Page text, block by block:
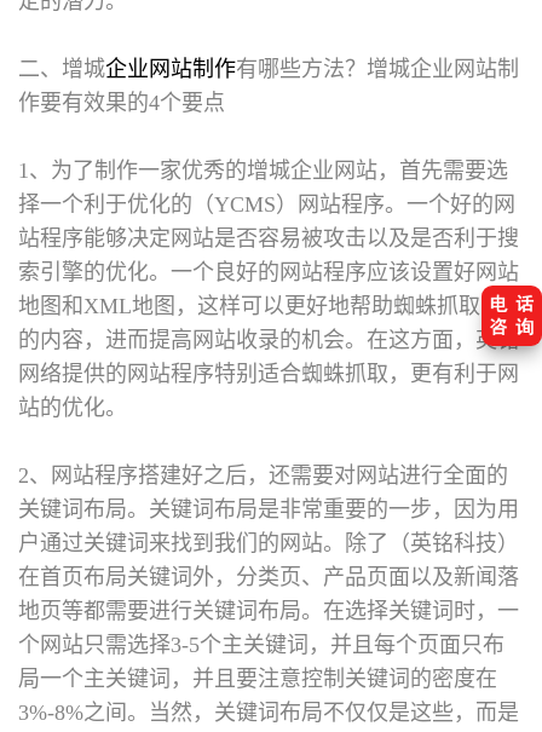
二、增城企业网站制作有哪些方法？ 增城企业网站制
作要有效果的4个要点
1、为了制作一家优秀的增城企业网站，首先需要选
择一个利于优化的（YCMS）网站程序。一个好的网
站程序能够决定网站是否容易被攻击以及是否利于搜
索引擎的优化。一个良好的网站程序应该设置好网站
地图和XML地图，这样可以更好地帮助蜘蛛抓取网站
的内容，进而提高网站收录的机会。在这方面，英铭
网络提供的网站程序特别适合蜘蛛抓取，更有利于网
站的优化。
2、网站程序搭建好之后，还需要对网站进行全面的
关键词布局。关键词布局是非常重要的一步，因为用
户通过关键词来找到我们的网站。除了（英铭科技）
在首页布局关键词外，分类页、产品页面以及新闻落
地页等都需要进行关键词布局。在选择关键词时，一
个网站只需选择3-5个主关键词，并且每个页面只布
局一个主关键词，并且要注意控制关键词的密度在
3%-8%之间。当然，关键词布局不仅仅是这些，而是